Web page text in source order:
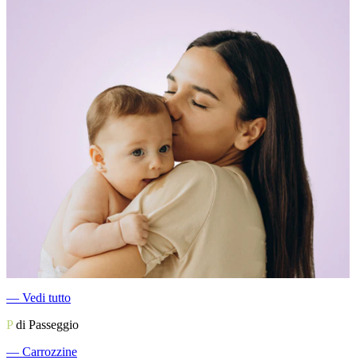
― Vedi tutto
Pdi Passeggio
― Carrozzine